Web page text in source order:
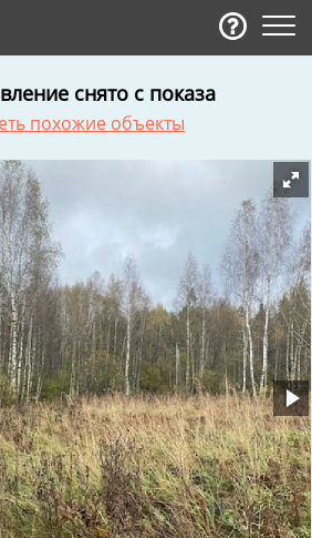
снято с показа
похожие объекты